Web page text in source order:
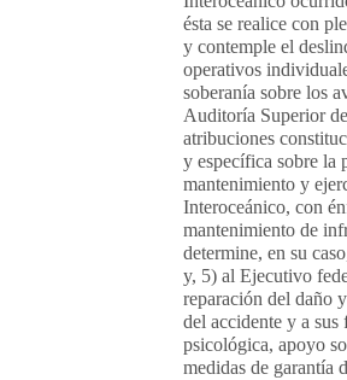
ésta se realice con
y contemple el
operativos
soberanía sobre los
Auditoría Superior
atribuciones
y específica sobre la
mantenimiento y
Interoceánico, con
mantenimiento de
determine, en su
y, 5) al Ejecutivo
reparación del daño
del accidente y a
psicológica, apoyo
medidas de garantía